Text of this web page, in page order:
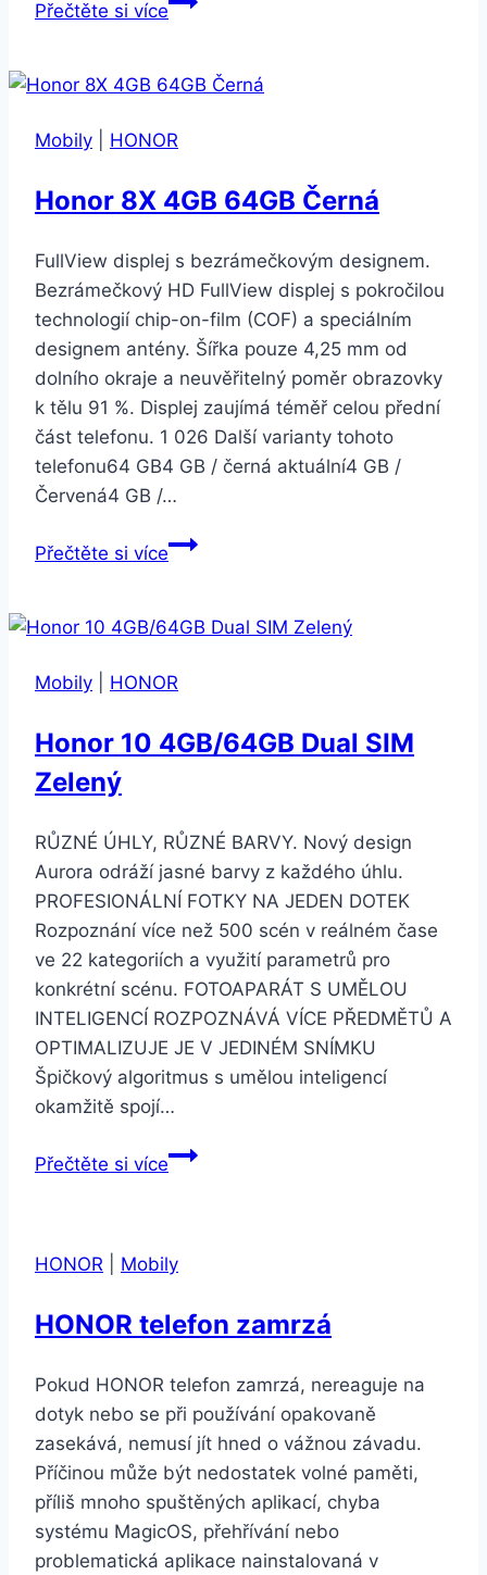
Přečtěte si více
GB
SIM
Mobily HONOR
Honor 8X 4GB 64GB Černá
FullView displej s bezrámečkovým designem.
Bezrámečkový HD FullView displej s pokročilou
technologií chip-on-film (COF) a speciálním
designem antény. Šířka pouze 4,25 mm od
dolního okraje a neuvěřitelný poměr obrazovky
k tělu 91 %. Displej zaujímá téměř celou přední
část telefonu. 1 026 Další varianty tohoto
telefonu64 GB4 GB / černá aktuální4 GB /
Červená4 GB /…
Přečtěte si víceHonor
64GB
Mobily
HONOR
Honor 10 4GB/64GB Dual SIM
Zelený
RŮZNÉ ÚHLY, RŮZNÉ BARVY. Nový design
Aurora odráží jasné barvy z každého úhlu.
PROFESIONÁLNÍ FOTKY NA JEDEN DOTEK
Rozpoznání více než 500 scén v reálném čase
ve 22 kategoriích a využití parametrů pro
konkrétní scénu. FOTOAPARÁT S UMĚLOU
INTELIGENCÍ ROZPOZNÁVÁ VÍCE PŘEDMĚTŮ A
OPTIMALIZUJE JE V JEDINÉM SNÍMKU
Špičkový algoritmus s umělou inteligencí
okamžitě spojí…
Přečtěte si víceHonor
SIM
HONOR Mobily
HONOR telefon zamrzá
Pokud HONOR telefon zamrzá, nereaguje na
dotyk nebo se při používání opakovaně
zasekává, nemusí jít hned o vážnou závadu.
Příčinou může být nedostatek volné paměti,
příliš mnoho spuštěných aplikací, chyba
systému MagicOS, přehřívání nebo
problematická aplikace nainstalovaná v